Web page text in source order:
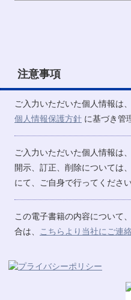
注意事項
ご入力いただいた個人情報は
個人情報保護方針 に基づき管
ご入力いただいた個人情報は
開示、訂正、削除については
にて、ご自身で行ってくださ
この電子書籍の内容について
合は、
こちらより当社にご連